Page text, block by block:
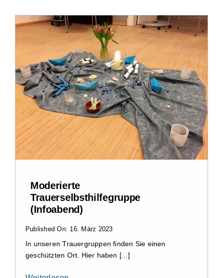
Moderierte
Trauerselbsthilfegruppe
(Infoabend)
Published On: 16. März 2023
In unseren Trauergruppen finden Sie einen
geschützten Ort. Hier haben [...]